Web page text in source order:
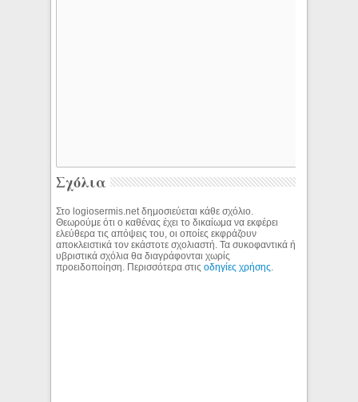
Σχόλια
Στο logiosermis.net δημοσιεύεται κάθε σχόλιο.
Θεωρούμε ότι ο καθένας έχει το δικαίωμα να εκφέρει
ελεύθερα τις απόψεις του, οι οποίες εκφράζουν
αποκλειστικά τον εκάστοτε σχολιαστή. Τα συκοφαντικά ή
υβριστικά σχόλια θα διαγράφονται χωρίς
προειδοποίηση. Περισσότερα στιςοδηγίες χρήσης